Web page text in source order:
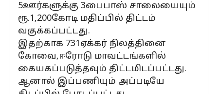
5ஊர்களுக்கு 3பைபாஸ் சாலையையும்
ரூ.1,200கோடி மதிப்பில் திட்டம்
வகுக்கப்பட்டது.
இதற்காக 731ஏக்கர் நிலத்தினை
கோவை,ஈரோடு மாவட்டங்களில்
கையகப்படுத்தவும் திட்டமிடப்பட்டது.
ஆனால் இப்பணியும் அப்படியே